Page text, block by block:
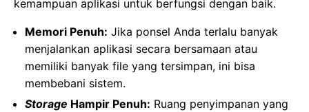
kemampuan aplikasi untuk berfungsi dengan baik.
Memori Penuh: Jika ponsel Anda terlalu banyak
menjalankan aplikasi secara bersamaan atau
memiliki banyak file yang tersimpan, ini bisa
membebani sistem.
Storage Hampir Penuh: Ruang penyimpanan yang